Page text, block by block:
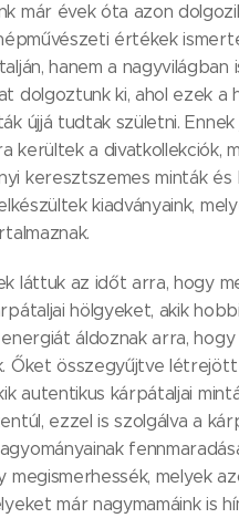
már évek óta azon
értékek
hanem a nagyvilágban
dolgoztunk ki, ahol ezek a
újjá tudtak születni.
kerültek a divatkollekciók,
keresztszemes minták
kiadványaink,
láttuk az időt arra, hogy
hölgyeket, akik
áldoznak arra,
Őket összegyűjtve létrejött
autentikus kárpátaljai
ezzel is szolgálva a
megismerhessék, melyek
már nagymamáink is